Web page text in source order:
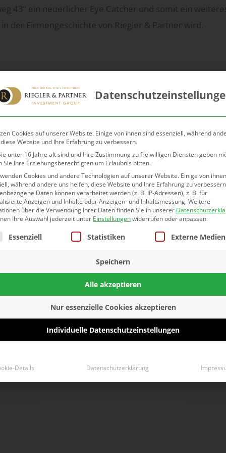
43“ ein neuerlicher Eye Catcher und somit ein
der Firmengeschichte von Riegler & Partner wird.
und Freifläche
Zustand
Wohnfläche
Grundfläche 1.075
Heizung
Böden
Cookies auf unserer Website. Einige von ihnen sind essenziell, während
Website und Ihre Erfahrung zu verbessern.
unter 16 Jahre alt sind und Ihre Zustimmung zu freiwilligen Diensten geben
Sie Ihre Erziehungsberechtigten um Erlaubnis bitten.
Cookies und andere Technologien auf unserer Website. Einige von
während andere uns helfen, diese Website und Ihre Erfahrung zu
Daten können verarbeitet werden (z. B. IP-Adressen), z. B. für
Anzeigen und Inhalte oder Anzeigen- und Inhaltsmessung.Weitere
über die Verwendung Ihrer Daten finden Sie in unserer
Ihre Auswahl jederzeit unter Einstellungenwiderrufen oder anpassen.
eine Liste der Service-Gruppen, für die eine
Essenziell Statistiken Externe Medien
Speichern
Alle akzeptieren
Nur essenzielle Cookies akzeptieren
Individuelle Datenschutzeinstellungen
Details Datenschutzerklärung